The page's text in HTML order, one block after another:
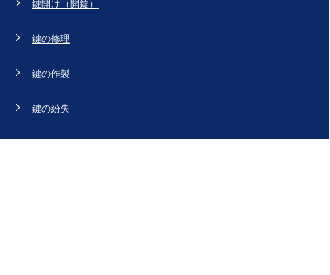
鍵開け（開錠）
鍵の修理
鍵の作製
鍵の紛失
新規取り付け